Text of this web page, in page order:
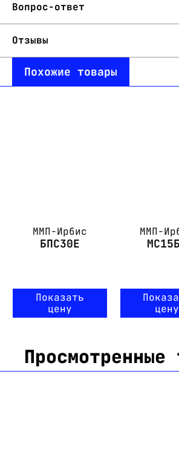
Вопрос-ответ
Отзывы
Похожие товары
ММП-Ирбис
БПС30Е
Показать
цену
ММП-
цену
Просмотренные